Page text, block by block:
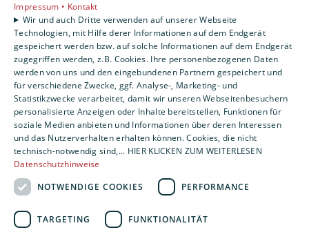
Karriere
Unternehmen
Standort
Nürnberg
Impressum • Kontakt
Wir und auch Dritte verwenden auf unserer Webseite
Technologien, mit Hilfe derer Informationen auf dem Endgerät
gespeichert werden bzw. auf solche Informationen auf dem Endgerät
zugegriffen werden, z.B. Cookies. Ihre personenbezogenen Daten
werden von uns und den eingebundenen Partnern gespeichert und
für verschiedene Zwecke, ggf. Analyse-, Marketing- und
Statistikzwecke verarbeitet, damit wir unseren Webseitenbesuchern
personalisierte Anzeigen oder Inhalte bereitstellen, Funktionen für
soziale Medien anbieten und Informationen über deren Interessen
und das Nutzerverhalten erhalten können. Cookies, die nicht
technisch-notwendig sind,... HIER KLICKEN ZUM WEITERLESEN
Datenschutzhinweise
NOTWENDIGE COOKIES
PERFORMANCE
TARGETING FUNKTIONALITÄT